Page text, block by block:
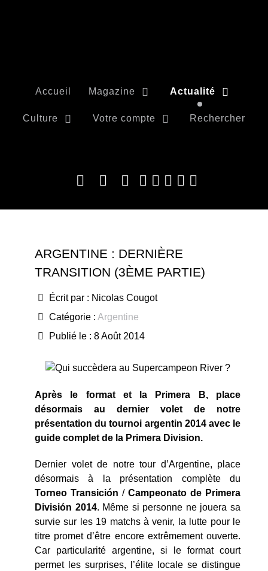
Accueil Magazine Actualité
Culture Votre compte Rechercher
ARGENTINE : DERNIÈRE
TRANSITION (3ÈME PARTIE)
Écrit par : Nicolas Cougot
Catégorie : Argentine
Publié le : 8 Août 2014
Après le format et la Primera B, place
désormais au dernier volet de notre
présentation du tournoi argentin 2014 avec le
guide complet de la Primera Division.
Dernier volet de notre tour d’Argentine, place
désormais à la présentation complète du
Torneo Transición / Campeonato de Primera
División 2014. Même si personne ne jouera sa
survie sur les 19 matchs à venir, la lutte pour le
titre promet d’être encore extrêmement ouverte.
Car particularité argentine, si le format court
permet les surprises, l’élite locale se distingue